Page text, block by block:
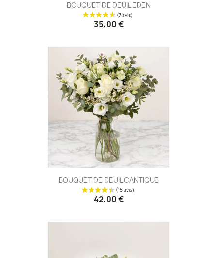
BOUQUET DE DEUIL EDEN
35,00 €
BOUQUET DE DEUIL CANTIQUE
42,00 €